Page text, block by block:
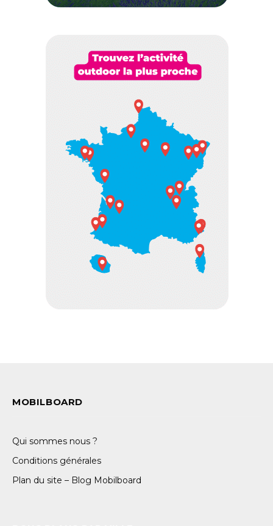
MOBILBOARD
Qui sommes nous ?
Conditions générales
Plan du site – Blog Mobilboard